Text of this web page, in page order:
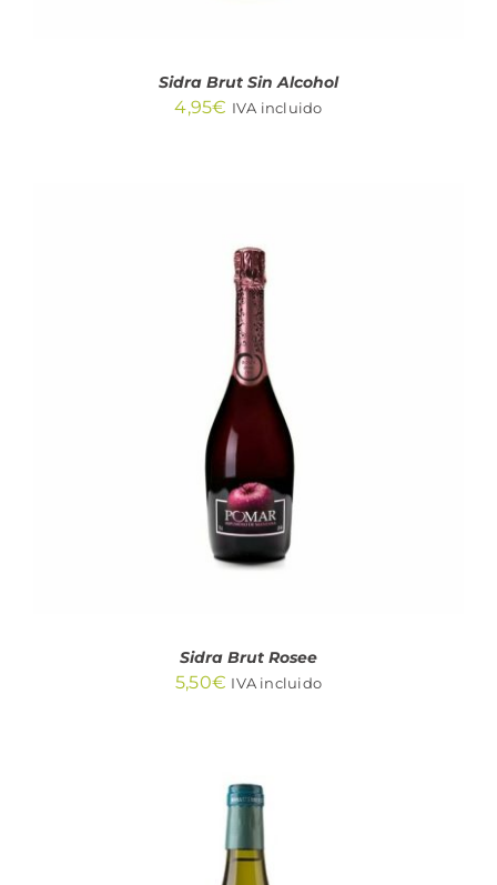
Sidra Brut Sin Alcohol
4,95€ IVA incluido
AÑADIR AL CARRITO
Sidra Brut Rosee
5,50€ IVA incluido